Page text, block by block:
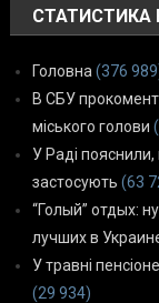
СТАТИСТИКА
Головна (376
В СБУ
міського голови
У Раді пояснили,
застосують (63
“Голый” отдых:
лучших в
У травні
(29 934)